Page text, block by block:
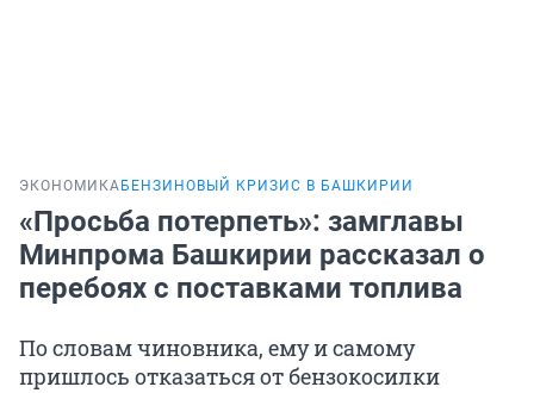
ЭКОНОМИКА БЕНЗИНОВЫЙ КРИЗИС В БАШКИРИИ
«Просьба потерпеть»: замглавы
Минпрома Башкирии рассказал о
перебоях с поставками топлива
По словам чиновника, ему и самому
пришлось отказаться от бензокосилки